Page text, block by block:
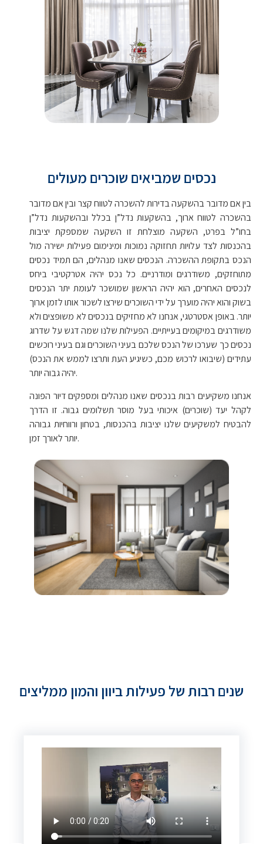
נכסים שמביאים שוכרים מעולים
בין אם מדובר בהשקעה בדירות להשכרה לטווח קצר ובין אם מדובר
בהשכרה לטווח ארוך, בהשקעות נדל”ן בכלל ובהשקעות נדל”ן
בחו”ל בפרט, השקעה מוצלחת זו השקעה שמספקת יציבות
בהכנסות לצד עלויות תחזוקה נמוכות ומינימום פעילות ישירה מול
הנכס בתקופת ההשכרה. הנכסים שאנו מנהלים, הם תמיד נכסים
מתוחזקים, משודרגים ומודרניים. כל נכס יהיה אטרקטיבי ביחס
לנכסים האחרים, הוא יהיה הראשון שמושכר לעומת יתר הנכסים
בשוק והוא יהיה מוערך על ידי השוכרים שירצו לשכור אותו לזמן ארוך
יותר. באופן אסטרטגי, אנחנו לא מחזיקים בנכסים לא משופצים ולא
משודרגים במיקומים בעייתיים. הפעילות שלנו שמה דגש על שדרוג
נכסים כך שערכו של הנכס שלכם בעיני השוכרים וגם בעיני רוכשים
עתידים (שיבואו לרכוש מכם, כשיגיע העת ותרצו לממש את הנכס)
יהיה גבוה יותר.
אנחנו משקיעים רבות בנכסים שאנו מנהלים ומספקים דיור הפונה
לקהל יעד (שוכרים) איכותי בעל מוסר תשלומים גבוה. זו הדרך
להבטיח למשקיעים שלנו יציבות בהכנסות, בטחון ורווחיות גבוהה
יותר לאורך זמן.
שנים רבות של פעילות ביוון והמון ממליצים